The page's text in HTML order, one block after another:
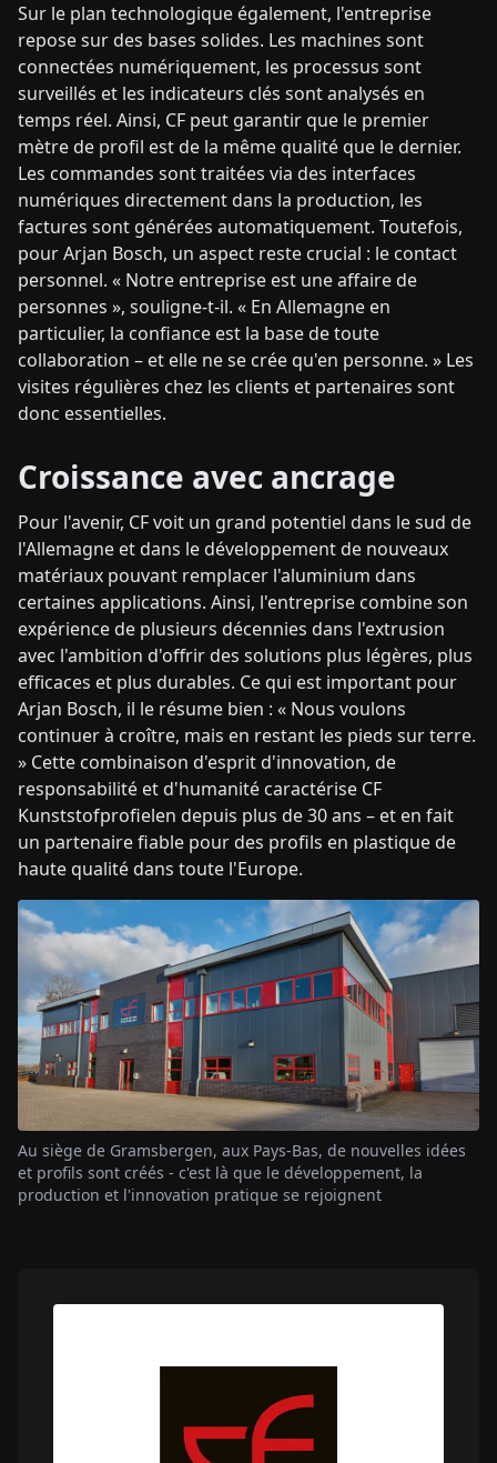
Sur le plan technologique également, l'entreprise
repose sur des bases solides. Les machines sont
connectées numériquement, les processus sont
surveillés et les indicateurs clés sont analysés en
temps réel. Ainsi, CF peut garantir que le premier
mètre de profil est de la même qualité que le dernier.
Les commandes sont traitées via des interfaces
numériques directement dans la production, les
factures sont générées automatiquement. Toutefois,
pour Arjan Bosch, un aspect reste crucial : le contact
personnel. « Notre entreprise est une affaire de
personnes », souligne-t-il. « En Allemagne en
particulier, la confiance est la base de toute
collaboration – et elle ne se crée qu'en personne. » Les
visites régulières chez les clients et partenaires sont
donc essentielles.
Croissance avec ancrage
Pour l'avenir, CF voit un grand potentiel dans le sud de
l'Allemagne et dans le développement de nouveaux
matériaux pouvant remplacer l'aluminium dans
certaines applications. Ainsi, l'entreprise combine son
expérience de plusieurs décennies dans l'extrusion
avec l'ambition d'offrir des solutions plus légères, plus
efficaces et plus durables. Ce qui est important pour
Arjan Bosch, il le résume bien : « Nous voulons
continuer à croître, mais en restant les pieds sur terre.
» Cette combinaison d'esprit d'innovation, de
responsabilité et d'humanité caractérise CF
Kunststofprofielen depuis plus de 30 ans – et en fait
un partenaire fiable pour des profils en plastique de
haute qualité dans toute l'Europe.
Au siège de Gramsbergen, aux Pays-Bas, de nouvelles idées
et profils sont créés - c'est là que le développement, la
production et l'innovation pratique se rejoignent